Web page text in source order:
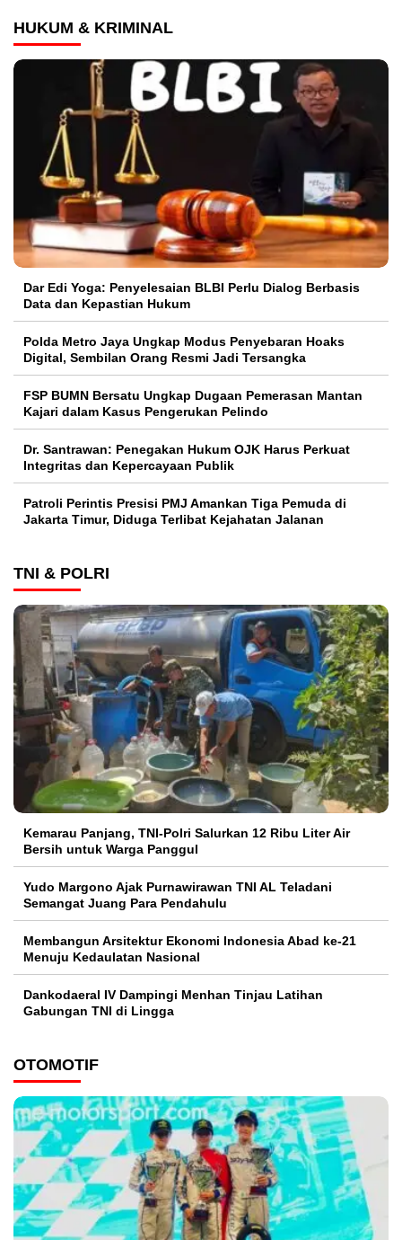
HUKUM & KRIMINAL
Dar Edi Yoga: Penyelesaian BLBI Perlu Dialog Berbasis
Data dan Kepastian Hukum
Polda Metro Jaya Ungkap Modus Penyebaran Hoaks
Digital, Sembilan Orang Resmi Jadi Tersangka
FSP BUMN Bersatu Ungkap Dugaan Pemerasan Mantan
Kajari dalam Kasus Pengerukan Pelindo
Dr. Santrawan: Penegakan Hukum OJK Harus Perkuat
Integritas dan Kepercayaan Publik
Patroli Perintis Presisi PMJ Amankan Tiga Pemuda di
Jakarta Timur, Diduga Terlibat Kejahatan Jalanan
TNI & POLRI
Kemarau Panjang, TNI-Polri Salurkan 12 Ribu Liter Air
Bersih untuk Warga Panggul
Yudo Margono Ajak Purnawirawan TNI AL Teladani
Semangat Juang Para Pendahulu
Membangun Arsitektur Ekonomi Indonesia Abad ke-21
Menuju Kedaulatan Nasional
Dankodaeral IV Dampingi Menhan Tinjau Latihan
Gabungan TNI di Lingga
OTOMOTIF